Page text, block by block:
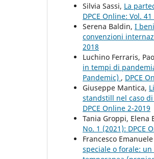
Silvia Sassi, La
DPCE Online: Vol.
Serena Baldin, I
convenzioni
2018
Luchino Ferraris,
in tempi di
Pandemic) , DPCE
Giuseppe Mantica,
standstill nel caso
DPCE Online 2-2019
Tania Groppi, Elena
No. 1 (2021): DPCE
Francesco
speciale o forale: